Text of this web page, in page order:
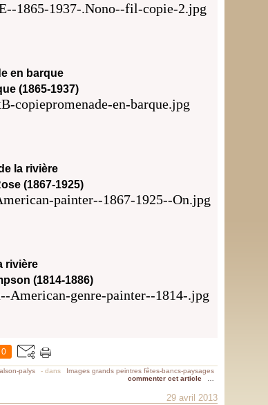
en barque
(1865-1937)
la rivière
(1867-1925)
rivière
(1814-1886)
0
palys - dans
Images grands peintres fêtes-bancs-paysages
commenter cet article
29 avril 2013